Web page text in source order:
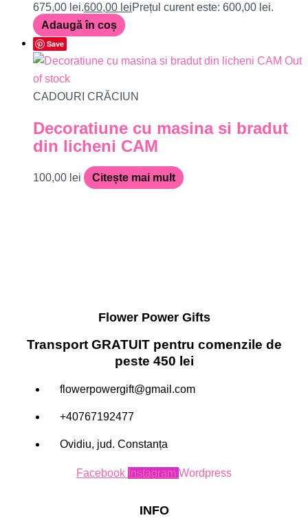
675,00 lei.600,00 leiPrețul curent este: 600,00 lei.
Adaugă în coș
Save
Out
of stock
CADOURI CRĂCIUN
Decoratiune cu masina si bradut
din licheni CAM
100,00 lei Citește mai mult
Flower Power Gifts
Transport GRATUIT pentru comenzile de
peste 450 lei
flowerpowergift@gmail.com
+40767192477
Ovidiu, jud. Constanța
Facebook Instagram Wordpress
INFO